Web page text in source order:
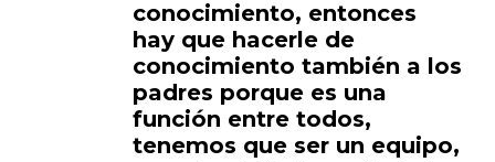
conocimiento, entonces
hay que hacerle de
conocimiento también a los
padres porque es una
función entre todos,
tenemos que ser un equipo,